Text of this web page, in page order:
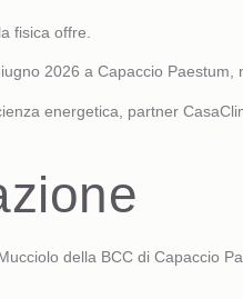
fisica offre.
2026 a Capaccio
energetica, partner
della BCC di Capaccio